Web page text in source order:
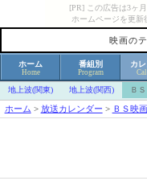
[PR] この広告は3ヶ
ホームページを更新
映画の
ホーム
Home
番組別
Program
カ
地上波(関東) 地上波(関西) ＢＳ
ホーム > 放送カレンダー > ＢＳ映画